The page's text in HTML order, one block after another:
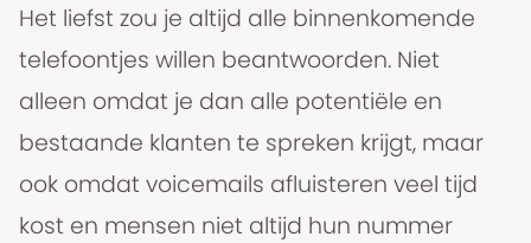
Het liefst zou je altijd alle binnenkomende
telefoontjes willen beantwoorden. Niet
alleen omdat je dan alle potentiële en
bestaande klanten te spreken krijgt, maar
ook omdat voicemails afluisteren veel tijd
kost en mensen niet altijd hun nummer